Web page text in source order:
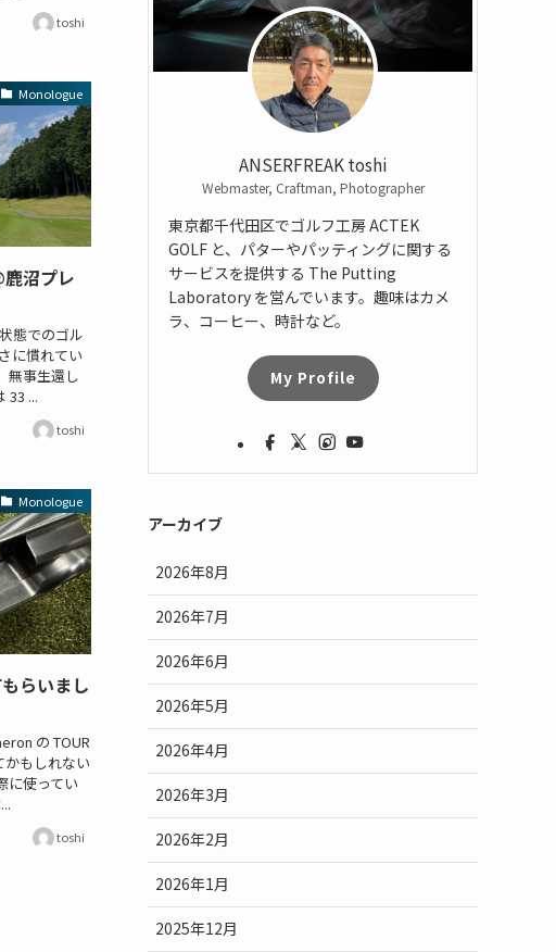
toshi
Monologue
沼プレ
態でのゴル
に慣れてい
無事生還し
33 ...
toshi
Monologue
らいまし
の TOUR
かもしれない
に使ってい
toshi
ANSERFREAK toshi
Webmaster, Craftman, Photographer
東京都千代田区でゴルフ工房 ACTEK
GOLF と、パターやパッティングに関する
サービスを提供する The Putting
Laboratory を営んでいます。趣味はカメ
ラ、コーヒー、時計など。
My Profile
アーカイブ
2026年8月
2026年7月
2026年6月
2026年5月
2026年4月
2026年3月
2026年2月
2026年1月
2025年12月